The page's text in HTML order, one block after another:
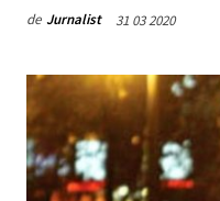
de Jurnalist 31 03 2020